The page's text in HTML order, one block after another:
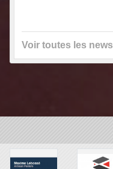
Voir toutes les news